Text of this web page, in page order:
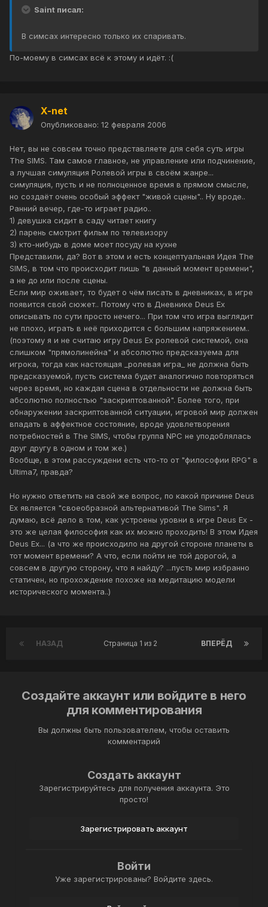
Saint писал:
В симсах интересно только их спаривать.
По-моему в симсах всё к этому и идёт. :(
X-net
Опубликовано: 12 февраля 2006
Нет, вы не совсем точно представляете для себя суть игры
The SIMS. Там самое главное, не управление или подчинение,
а лучшая симуляция Ролевой игры в своём жанре...
симуляция, пусть и не полноценное время в прямом смысле,
но создаёт очень особый эффект "живой сцены".. Ну вроде..
Ранний вечер, где-то играет радио..
1) девушка сидит в саду читает книгу
2) парень смотрит фильм по телевизору
3) кто-нибудь в доме моет посуду на кухне
Представили, да? Вот в этом и есть концептуальная Идея The
SIMS, в том что происходит лишь "в данный момент времени",
а не до или после сцены.
Если мир оживает, то будет о чём писать в дневниках, в игре
появится свой сюжет.. Потому что в Дневнике Deus Ex
описывать по сути просто нечего... При том что игра выглядит
не плохо, играть в неё приходится с большим напряжением..
(поэтому я и не считаю игру Deus Ex ролевой системой, она
слишком "прямолинейна" и абсолютно предсказуема для
игрока, тогда как настоящая _ролевая игра_ не должна быть
предсказуемой, пусть система будет аналогично повторяться
через время, но каждая сцена в отдельности не должна быть
абсолютно полностью "заскриптованной". Более того, при
обнаружении заскриптованной ситуации, игровой мир должен
впадать в аффектное состояние, вроде удовлетворения
потребностей в The SIMS, чтобы группа NPC не уподоблялась
друг другу в одном и том же.)
Вообще, в этом рассуждени есть что-то от "философии RPG" в
Ultima7, правда?
Но нужно ответить на свой же вопрос, по какой причине Deus
Ex является "своеобразной альтернативой The Sims". Я
думаю, всё дело в том, как устроены уровни в игре Deus Ex -
это же целая философия как их можно проходить! В этом Идея
Deus Ex... (а что же происходило на другой стороне планеты в
тот момент времени? А что, если пойти не той дорогой, а
совсем в другую сторону, что я найду? ...пусть мир избранно
статичен, но прохождение похоже на медитацию модели
исторического момента..)
НАЗАД ВПЕРЁД
Страница 1 из 2
Создайте аккаунт или войдите в него
для комментирования
Вы должны быть пользователем, чтобы оставить
комментарий
Создать аккаунт
Зарегистрируйтесь для получения аккаунта. Это
просто!
Зарегистрировать аккаунт
Войти
Уже зарегистрированы? Войдите здесь.